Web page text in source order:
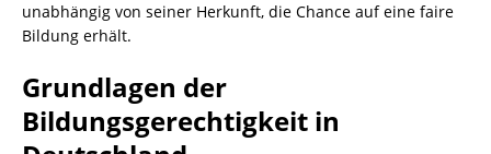
unabhängig von seiner Herkunft, die Chance auf eine faire
Bildung erhält.
Grundlagen der
Bildungsgerechtigkeit in